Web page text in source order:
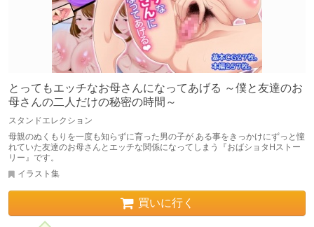
とってもエッチなお母さんになってあげる ～僕と友達のお
母さんの二人だけの秘密の時間～
スタンドエレクション
母親のぬくもりを一度も知らずに育った男の子が ある事をきっかけにずっと憧
れていた友達のお母さんとエッチな関係になってしまう『おばショタHストー
リー』です。
イラスト集
買いに行く